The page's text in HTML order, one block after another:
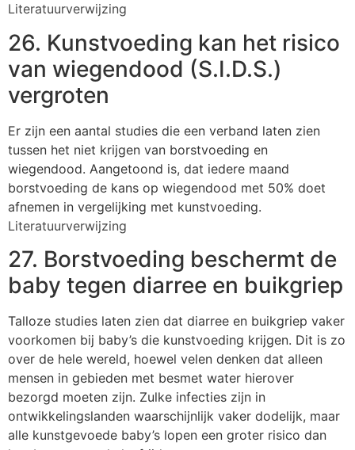
Literatuurverwijzing
26. Kunstvoeding kan het risico
van wiegendood (S.I.D.S.)
vergroten
Er zijn een aantal studies die een verband laten zien
tussen het niet krijgen van borstvoeding en
wiegendood. Aangetoond is, dat iedere maand
borstvoeding de kans op wiegendood met 50% doet
afnemen in vergelijking met kunstvoeding.
Literatuurverwijzing
27. Borstvoeding beschermt de
baby tegen diarree en buikgriep
Talloze studies laten zien dat diarree en buikgriep vaker
voorkomen bij baby’s die kunstvoeding krijgen. Dit is zo
over de hele wereld, hoewel velen denken dat alleen
mensen in gebieden met besmet water hierover
bezorgd moeten zijn. Zulke infecties zijn in
ontwikkelingslanden waarschijnlijk vaker dodelijk, maar
alle kunstgevoede baby’s lopen een groter risico dan